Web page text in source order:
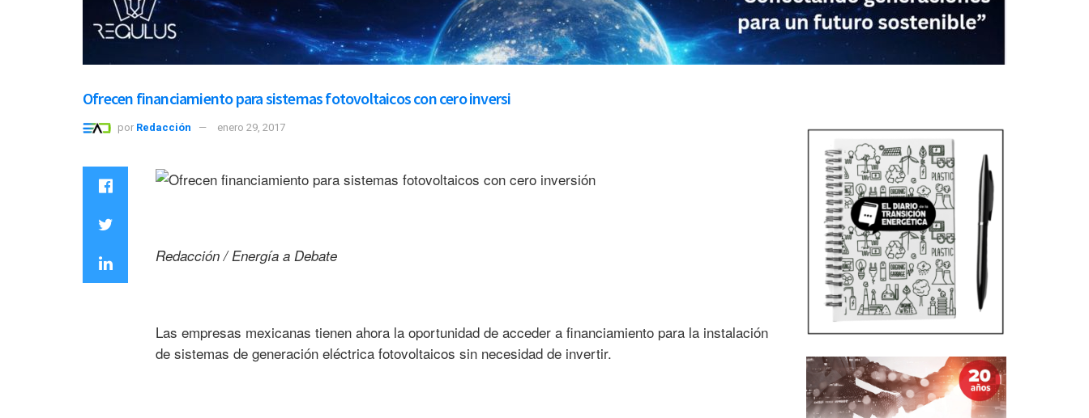
Ofrecen financiamiento para sistemas fotovoltaicos con cero inversi
por Redacción enero 29, 2017
Redacción / Energía a Debate
Las empresas mexicanas tienen ahora la oportunidad de acceder a financiamiento para la instalación
de sistemas de generación eléctrica fotovoltaicos sin necesidad de invertir.